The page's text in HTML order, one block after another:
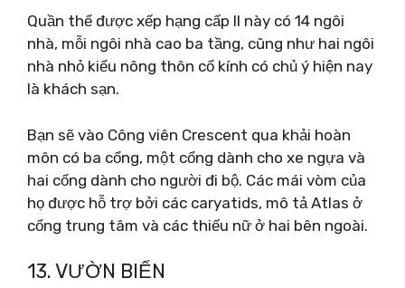
Quần thể được xếp hạng cấp II này có 14 ngôi
nhà, mỗi ngôi nhà cao ba tầng, cũng như hai ngôi
nhà nhỏ kiểu nông thôn cổ kính có chủ ý hiện nay
là khách sạn.
Bạn sẽ vào Công viên Crescent qua khải hoàn
môn có ba cổng, một cổng dành cho xe ngựa và
hai cổng dành cho người đi bộ. Các mái vòm của
họ được hỗ trợ bởi các caryatids, mô tả Atlas ở
cổng trung tâm và các thiếu nữ ở hai bên ngoài.
13. VƯỜN BIỂN